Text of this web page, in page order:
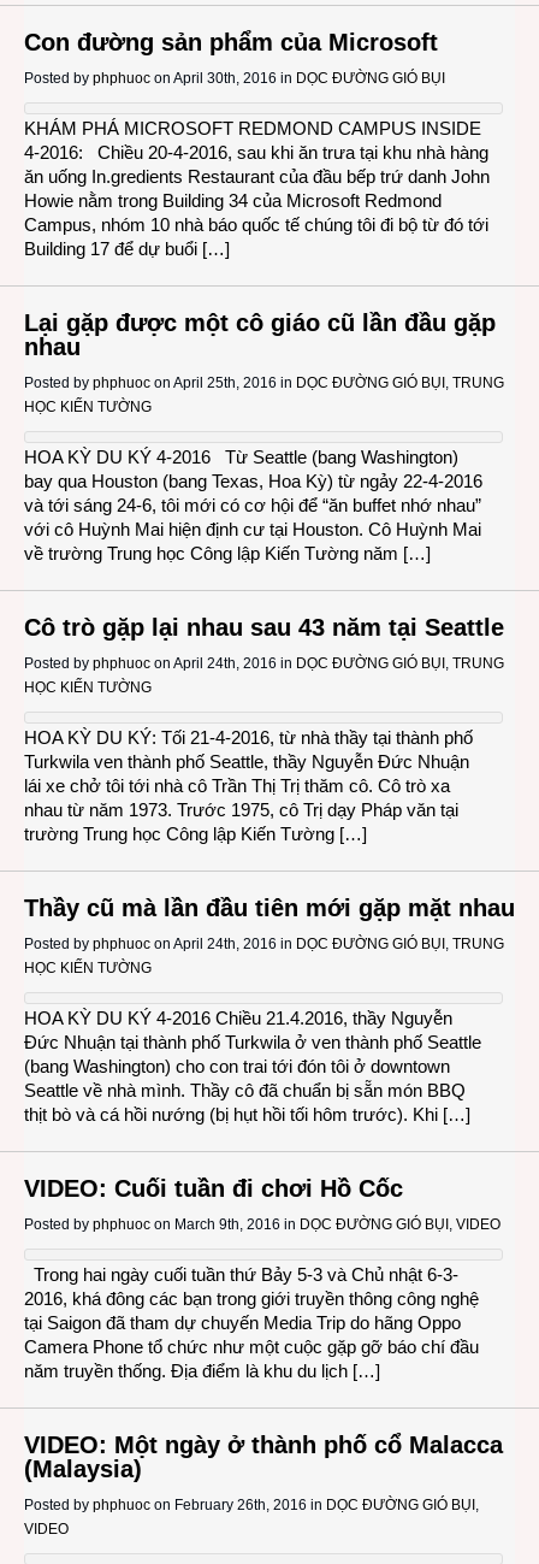
Con đường sản phẩm của Microsoft
Posted by phphuoc on April 30th, 2016 in DỌC ĐƯỜNG GIÓ BỤI
KHÁM PHÁ MICROSOFT REDMOND CAMPUS INSIDE
4-2016: Chiều 20-4-2016, sau khi ăn trưa tại khu nhà hàng
ăn uống In.gredients Restaurant của đầu bếp trứ danh John
Howie nằm trong Building 34 của Microsoft Redmond
Campus, nhóm 10 nhà báo quốc tế chúng tôi đi bộ từ đó tới
Building 17 để dự buổi […]
Lại gặp được một cô giáo cũ lần đầu gặp
nhau
Posted by phphuoc on April 25th, 2016 in DỌC ĐƯỜNG GIÓ BỤI , TRUNG
HỌC KIẾN TƯỜNG
HOA KỲ DU KÝ 4-2016 Từ Seattle (bang Washington)
bay qua Houston (bang Texas, Hoa Kỳ) từ ngảy 22-4-2016
và tới sáng 24-6, tôi mới có cơ hội để “ăn buffet nhớ nhau”
với cô Huỳnh Mai hiện định cư tại Houston. Cô Huỳnh Mai
về trường Trung học Công lập Kiến Tường năm […]
Cô trò gặp lại nhau sau 43 năm tại Seattle
Posted by phphuoc on April 24th, 2016 in DỌC ĐƯỜNG GIÓ BỤI , TRUNG
HỌC KIẾN TƯỜNG
HOA KỲ DU KÝ: Tối 21-4-2016, từ nhà thầy tại thành phố
Turkwila ven thành phố Seattle, thầy Nguyễn Đức Nhuận
lái xe chở tôi tới nhà cô Trần Thị Trị thăm cô. Cô trò xa
nhau từ năm 1973. Trước 1975, cô Trị dạy Pháp văn tại
trường Trung học Công lập Kiến Tường […]
Thầy cũ mà lần đầu tiên mới gặp mặt nhau
Posted by phphuoc on April 24th, 2016 in DỌC ĐƯỜNG GIÓ BỤI , TRUNG
HỌC KIẾN TƯỜNG
HOA KỲ DU KÝ 4-2016 Chiều 21.4.2016, thầy Nguyễn
Đức Nhuận tại thành phố Turkwila ở ven thành phố Seattle
(bang Washington) cho con trai tới đón tôi ở downtown
Seattle về nhà mình. Thầy cô đã chuẩn bị sẵn món BBQ
thịt bò và cá hồi nướng (bị hụt hồi tối hôm trước). Khi […]
VIDEO: Cuối tuần đi chơi Hồ Cốc
Posted by phphuoc on March 9th, 2016 in DỌC ĐƯỜNG GIÓ BỤI , VIDEO
Trong hai ngày cuối tuần thứ Bảy 5-3 và Chủ nhật 6-3-
2016, khá đông các bạn trong giới truyền thông công nghệ
tại Saigon đã tham dự chuyến Media Trip do hãng Oppo
Camera Phone tổ chức như một cuộc gặp gỡ báo chí đầu
năm truyền thống. Địa điểm là khu du lịch […]
VIDEO: Một ngày ở thành phố cổ Malacca
(Malaysia)
Posted by phphuoc on February 26th, 2016 in DỌC ĐƯỜNG GIÓ BỤI ,
VIDEO